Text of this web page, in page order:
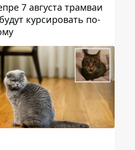
7 августа трамваи
курсировать по-